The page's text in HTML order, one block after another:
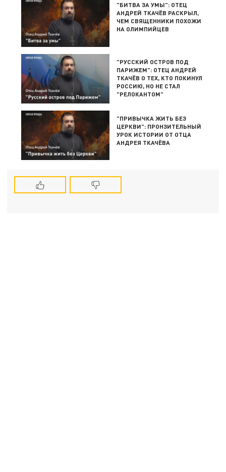
"БИТВА ЗА УМЫ": ОТЕЦ
АНДРЕЙ ТКАЧЁВ РАСКРЫЛ,
ЧЕМ СВЯЩЕННИКИ ПОХОЖИ
НА ОЛИМПИЙЦЕВ
"РУССКИЙ ОСТРОВ ПОД
ПАРИЖЕМ": ОТЕЦ АНДРЕЙ
ТКАЧЁВ О ТЕХ, КТО ПОКИНУЛ
РОССИЮ, НО НЕ СТАЛ
"РЕЛОКАНТОМ"
"ПРИВЫЧКА ЖИТЬ БЕЗ
ЦЕРКВИ": ПРОНЗИТЕЛЬНЫЙ
УРОК ИСТОРИИ ОТ ОТЦА
АНДРЕЯ ТКАЧЁВА